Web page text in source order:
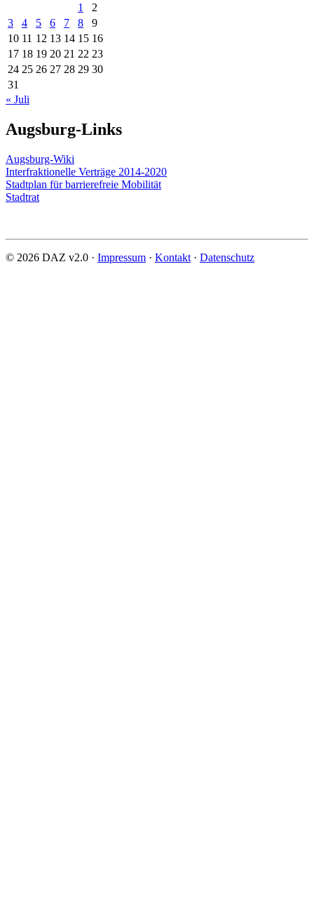
1
2
3
4 5 6 7 8
9
10 11 12 13 14 15 16
17 18 19 20 21 22 23
24 25 26 27 28 29 30
31
« Juli
Augsburg-Links
Augsburg-Wiki
Interfraktionelle Verträge 2014-2020
Stadtplan für barrierefreie Mobilität
Stadtrat
© 2026 DAZ v2.0 · Impressum · Kontakt · Datenschutz